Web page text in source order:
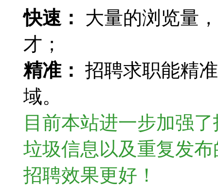
快速：
大量的浏览量
才；
精准： 招聘求职能精
域。
目前本站进一步加强
垃圾信息以及重复发
招聘效果更好！